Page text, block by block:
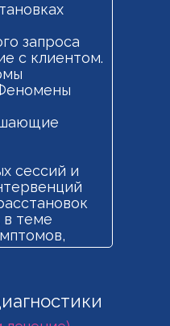
запроса
с клиентом.
сессий и
в теме